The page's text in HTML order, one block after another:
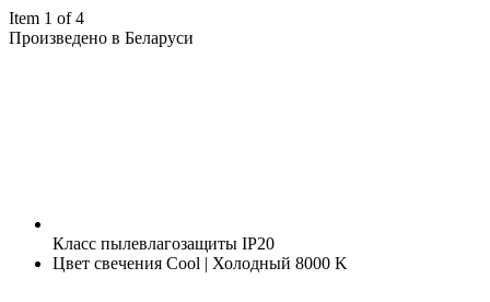
Item 1 of 4
Произведено в Беларуси
Класс пылевлагозащиты IP20
Цвет свечения Cool | Холодный 8000 K